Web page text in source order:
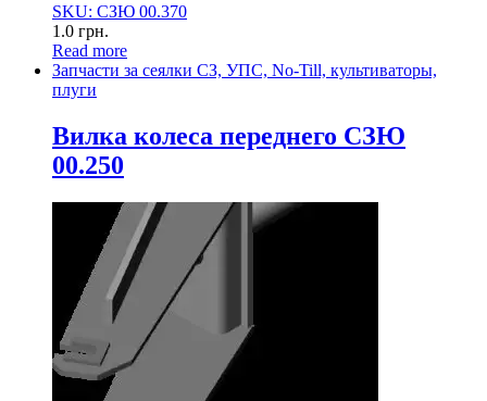
SKU: СЗЮ 00.370
1.0 грн.
Read more
Запчасти за сеялки СЗ, УПС, No-Till, культиваторы,
плуги
Вилка колеса переднего СЗЮ
00.250